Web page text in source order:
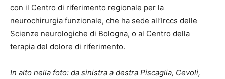
con il Centro di riferimento regionale per la
neurochirurgia funzionale, che ha sede all’Irccs delle
Scienze neurologiche di Bologna, o al Centro della
terapia del dolore di riferimento.
In alto nella foto: da sinistra a destra Piscaglia, Cevoli,